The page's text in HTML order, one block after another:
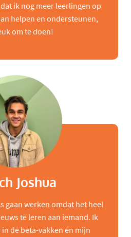
ik nog meer leerlingen op
helpen en ondersteunen,
om te doen!
Joshua
gaan werken omdat het heel
te leren aan iemand. Ik
de beta-vakken en mijn